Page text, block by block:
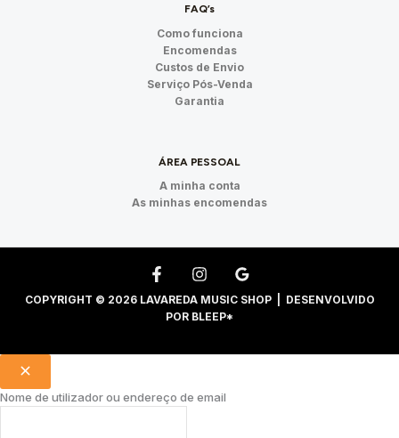
FAQ’s
Como funciona
Encomendas
Custos de Envio
Serviço Pós-Venda
Garantia
ÁREA PESSOAL
A minha conta
As minhas encomendas
COPYRIGHT © 2026 LAVAREDA MUSIC SHOP | DESENVOLVIDO
POR BLEEP*
Nome de utilizador ou endereço de email